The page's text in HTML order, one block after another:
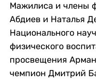
Мажилиса и члены
Абдиев и Наталья
Национального
физического
просвещения
чемпион Дмитрий